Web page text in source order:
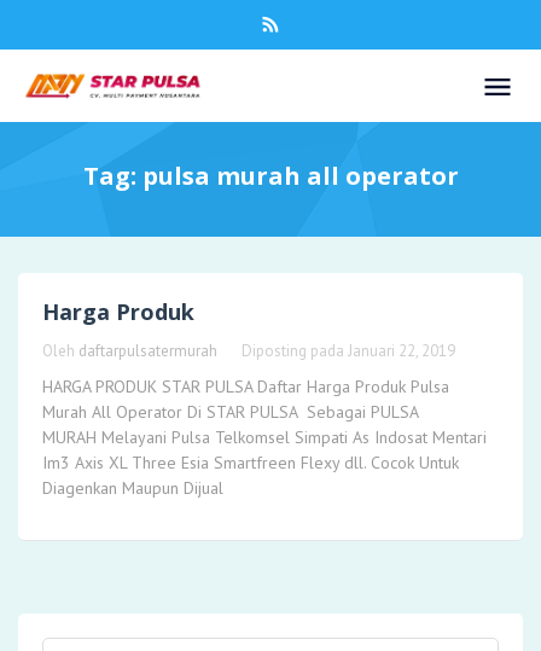
Tag: pulsa murah all operator
Harga Produk
Oleh daftarpulsatermurah Diposting pada Januari 22, 2019
HARGA PRODUK STAR PULSA Daftar Harga Produk Pulsa
Murah All Operator Di STAR PULSA Sebagai PULSA
MURAH Melayani Pulsa Telkomsel Simpati As Indosat Mentari
Im3 Axis XL Three Esia Smartfreen Flexy dll. Cocok Untuk
Diagenkan Maupun Dijual